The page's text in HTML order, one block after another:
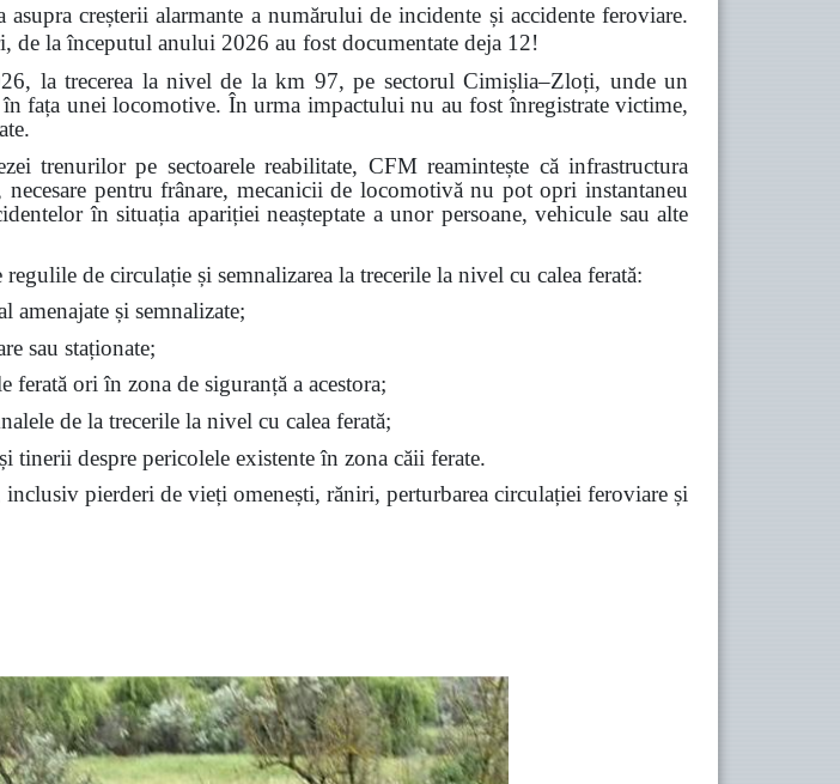
creșterii alarmante a numărului de incidente și accidente feroviare.
de la începutul anului 2026 au fost documentate deja 12!
la trecerea la nivel de la km 97, pe sectorul Cimișlia–Zloți, unde un
fața unei locomotive. În urma impactului nu au fost înregistrate victime,
trenurilor pe sectoarele reabilitate, CFM reamintește că infrastructura
pentru frânare, mecanicii de locomotivă nu pot opri instantaneu
în situația apariției neașteptate a unor persoane, vehicule sau alte
de circulație și semnalizarea la trecerile la nivel cu calea ferată:
amenajate și semnalizate;
sau staționate;
ferată ori în zona de siguranță a acestora;
de la trecerile la nivel cu calea ferată;
despre pericolele existente în zona căii ferate.
inclusiv pierderi de vieți omenești, răniri, perturbarea circulației feroviare și